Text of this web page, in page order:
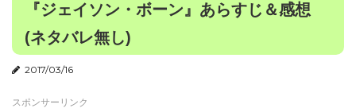
『ジェイソン・ボーン』あらすじ＆感想
(ネタバレ無し)
2017/03/16
スポンサーリンク